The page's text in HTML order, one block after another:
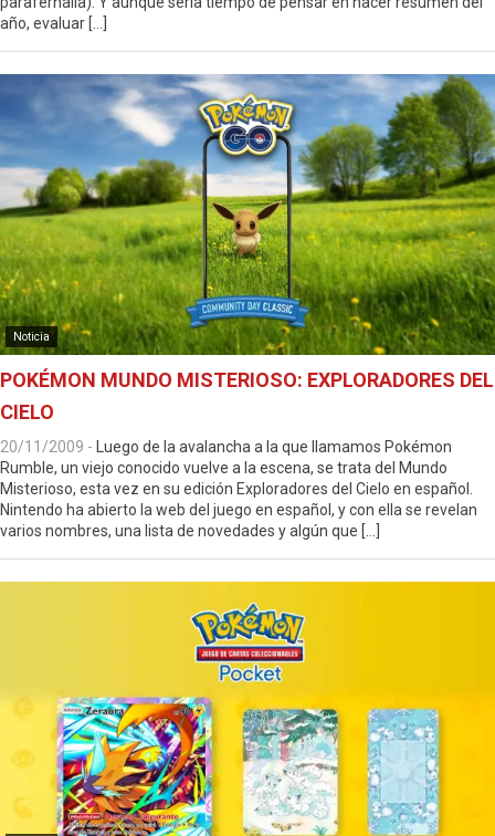
año, evaluar […]
Noticia
POKÉMON MUNDO MISTERIOSO: EXPLORADORES DEL
CIELO
20/11/2009 -
Luego de la avalancha a la que llamamos Pokémon
Rumble, un viejo conocido vuelve a la escena, se trata del Mundo
Misterioso, esta vez en su edición Exploradores del Cielo en español.
Nintendo ha abierto la web del juego en español, y con ella se revelan
varios nombres, una lista de novedades y algún que […]